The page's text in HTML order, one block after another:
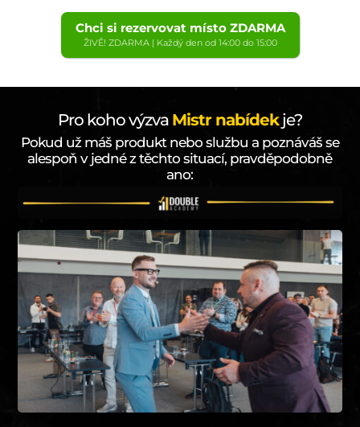
Chci si rezervovat místo ZDARMA
ŽIVĚ! ZDARMA | Každý den od 14:00 do 15:00
Pro koho výzva Mistr nabídekje?
Pokud už máš produkt nebo službu a poznáváš se
alespoň v jedné z těchto situací, pravděpodobně
ano: